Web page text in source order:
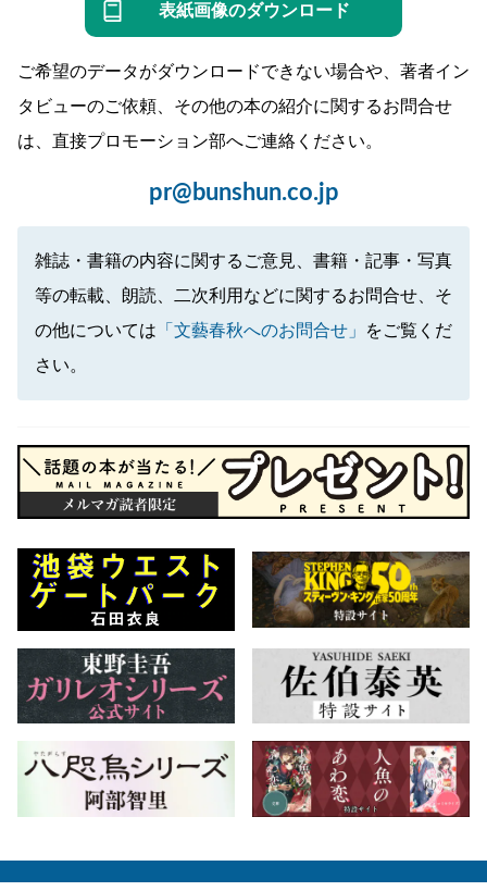
表紙画像のダウンロード
ご希望のデータがダウンロードできない場合や、著者イン
タビューのご依頼、その他の本の紹介に関するお問合せ
は、直接プロモーション部へご連絡ください。
pr@bunshun.co.jp
雑誌・書籍の内容に関するご意見、書籍・記事・写真
等の転載、朗読、二次利用などに関するお問合せ、そ
の他については 「文藝春秋へのお問合せ」
をご覧くだ
さい。